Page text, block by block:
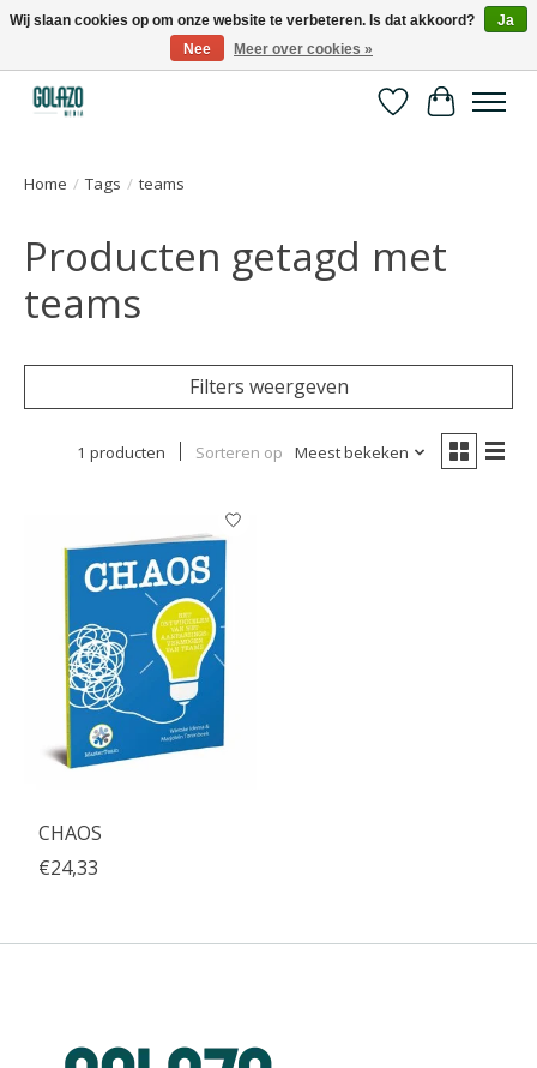
Kennispartner in sport, bewegen en gezondheid
Verlanglijst
Home / Tags / teams
Producten getagd met
teams
Filters weergeven
1 producten Sorteren op Meest bekeken
CHAOS
€24,33
Wij slaan cookies op om onze website te verbeteren. Is dat akkoord?
Ja
Nee
Meer over cookies »